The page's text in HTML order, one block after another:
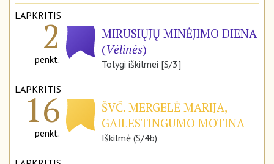
LAPKRITIS
2
penkt.
MIRUSIŲJŲ MINĖJIMO DIENA
(Vėlinės)
Tolygi iškilmei [S/3]
LAPKRITIS
16
penkt.
ŠVČ. MERGELĖ MARIJA,
GAILESTINGUMO MOTINA
Iškilmė (S/4b)